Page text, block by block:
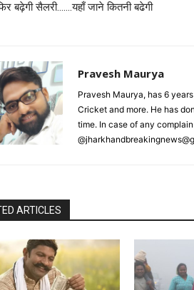
बढ़ेगी सैलरी…….यहाँ जाने कितनी बढेगी
Pravesh Maurya
Pravesh Maurya, has 6
Cricket and more. He has
time. In case of any
ARTICLES